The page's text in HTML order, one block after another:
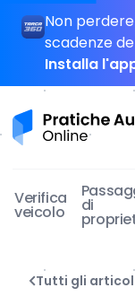
Non
scadenze
Installa
Pratiche Auto
Verifica
veicolo di
Tutti gli